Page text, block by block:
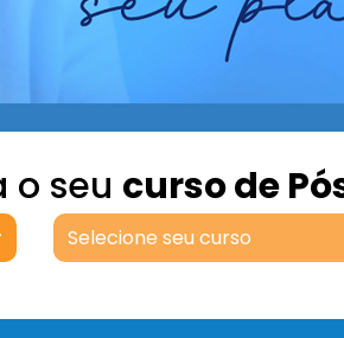
o seu curso de
Selecione seu curso